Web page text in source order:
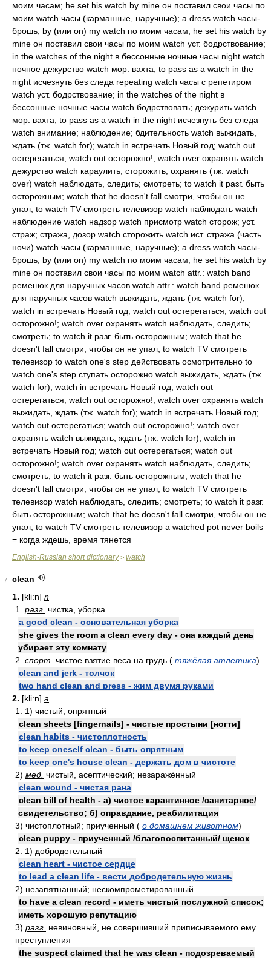
моим часам; he set his watch by mine он поставил свои часы по
моим watch часы (карманные, наручные); a dress watch часы-
брошь; by (или on) my watch по моим часам; he set his watch by
mine он поставил свои часы по моим watch уст. бодрствование;
in the watches of the night в бессонные ночные часы night watch
ночное дежурство watch мор. вахта; to pass as a watch in the
night исчезнуть без следа repeating watch часы с репетиром
watch уст. бодрствование; in the watches of the night в
бессонные ночные часы watch бодрствовать; дежурить watch
мор. вахта; to pass as a watch in the night исчезнуть без следа
watch внимание; наблюдение; бдительность watch выжидать,
ждать (тж. watch for); watch in встречать Новый год; watch out
остерегаться; watch out осторожно!; watch over охранять watch
дежурство watch караулить; сторожить, охранять (тж. watch
over) watch наблюдать, следить; смотреть; to watch it разг. быть
осторожным; watch that he doesn't fall смотри, чтобы он не
упал; to watch TV смотреть телевизор watch наблюдать watch
наблюдение watch надзор watch присмотр watch сторож; уст.
страж; стража, дозор watch сторожить watch ист. стража (часть
ночи) watch часы (карманные, наручные); a dress watch часы-
брошь; by (или on) my watch по моим часам; he set his watch by
mine он поставил свои часы по моим watch attr.: watch band
ремешок для наручных часов watch attr.: watch band ремешок
для наручных часов watch выжидать, ждать (тж. watch for);
watch in встречать Новый год; watch out остерегаться; watch out
осторожно!; watch over охранять watch наблюдать, следить;
смотреть; to watch it разг. быть осторожным; watch that he
doesn't fall смотри, чтобы он не упал; to watch TV смотреть
телевизор to watch one's step действовать осмотрительно to
watch one's step ступать осторожно watch выжидать, ждать (тж.
watch for); watch in встречать Новый год; watch out
остерегаться; watch out осторожно!; watch over охранять watch
выжидать, ждать (тж. watch for); watch in встречать Новый год;
watch out остерегаться; watch out осторожно!; watch over
охранять watch выжидать, ждать (тж. watch for); watch in
встречать Новый год; watch out остерегаться; watch out
осторожно!; watch over охранять watch наблюдать, следить;
смотреть; to watch it разг. быть осторожным; watch that he
doesn't fall смотри, чтобы он не упал; to watch TV смотреть
телевизор watch наблюдать, следить; смотреть; to watch it разг.
быть осторожным; watch that he doesn't fall смотри, чтобы он не
упал; to watch TV смотреть телевизор a watched pot never boils
= когда ждешь, время тянется
English-Russian short dictionary> watch
7
clean
1. [kli:n] n
1. разг. чистка, уборка
a good clean - основательная уборка
she gives the room a clean every day - она каждый день
убирает эту комнату
2. спорт. чистое взятие веса на грудь ( тяжёлая атлетика)
clean and jerk - толчок
two hand clean and press - жим двумя руками
2. [kli:n] a
1. 1) чистый; опрятный
clean sheets [fingernails] - чистые простыни [ногти]
clean habits - чистоплотность
to keep oneself clean - быть опрятным
to keep one's house clean - держать дом в чистоте
2) мед. чистый, асептический; незаражённый
clean wound - чистая рана
clean bill of health - а) чистое карантинное /санитарное/
свидетельство; б) оправдание, реабилитация
3) чистоплотный; приученный ( о домашнем животном)
clean puppy - приученный /благовоспитанный/ щенок
2. 1) добродетельный
clean heart - чистое сердце
to lead a clean life - вести добродетельную жизнь
2) незапятнанный; нескомпрометированный
to have a clean record - иметь чистый послужной список;
иметь хорошую репутацию
3) разг. невиновный, не совершивший приписываемого ему
преступления
the suspect claimed that he was clean - подозреваемый